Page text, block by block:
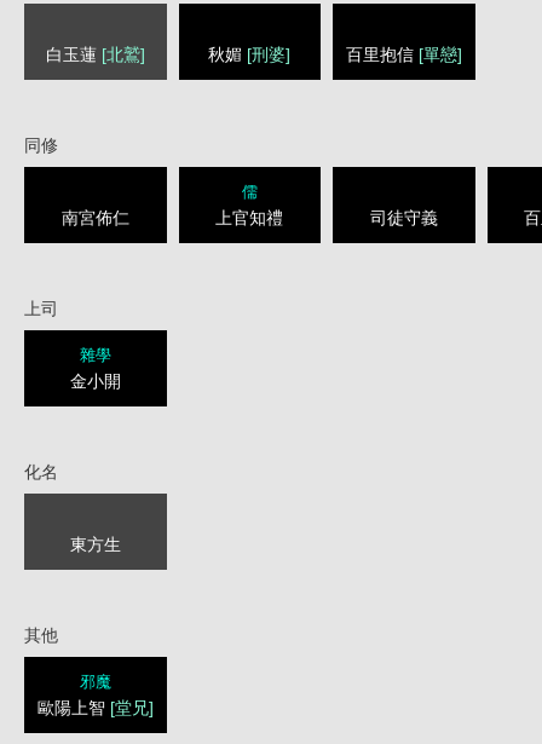
白玉蓮 [北鷲] 秋媚 [刑婆] 百里抱信 [單戀]
同修
南宮佈仁
儒
上官知禮 司徒守義
上司
雜學
金小開
化名
東方生
其他
邪魔
歐陽上智 [堂兄]